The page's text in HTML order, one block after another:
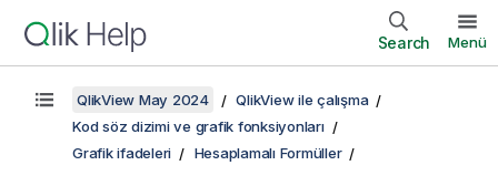
Search Menü
QlikView May 2024
QlikView ile çalışma
Kod söz dizimi ve grafik fonksiyonları
Grafik ifadeleri
Hesaplamalı Formüller